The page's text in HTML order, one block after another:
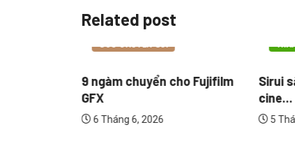
Related post
CÔNG NGHỆ NHIẾP ẢNH
GÓC CHUYÊN GIA
9 ngàm chuyển cho Fujifilm
GFX
6 Tháng 6, 2026
Sirui
cine...
5